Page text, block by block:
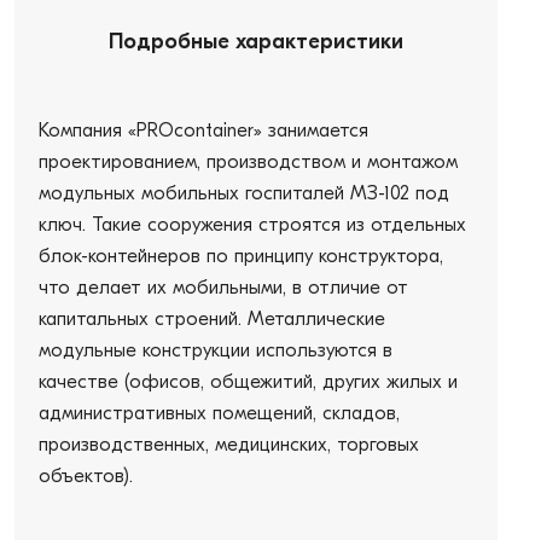
Подробные характеристики
Компания «PROcontainer» занимается
проектированием, производством и монтажом
модульных мобильных госпиталей МЗ-102 под
ключ. Такие сооружения строятся из отдельных
блок-контейнеров по принципу конструктора,
что делает их мобильными, в отличие от
капитальных строений. Металлические
модульные конструкции используются в
качестве (офисов, общежитий, других жилых и
административных помещений, складов,
производственных, медицинских, торговых
объектов).